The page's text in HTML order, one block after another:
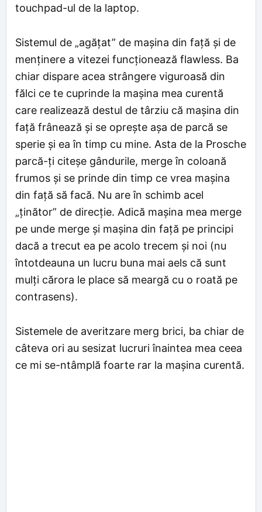
touchpad-ul de la laptop.
Sistemul de „agățat” de mașina din față și de
menținere a vitezei funcționează flawless. Ba
chiar dispare acea strângere viguroasă din
fălci ce te cuprinde la mașina mea curentă
care realizează destul de târziu că mașina din
față frânează și se oprește așa de parcă se
sperie și ea în timp cu mine. Asta de la Prosche
parcă-ți citeșe gândurile, merge în coloană
frumos și se prinde din timp ce vrea mașina
din față să facă. Nu are în schimb acel
„ținător” de direcție. Adică mașina mea merge
pe unde merge și mașina din față pe principi
dacă a trecut ea pe acolo trecem și noi (nu
întotdeauna un lucru buna mai aels că sunt
mulți cărora le place să meargă cu o roată pe
contrasens).
Sistemele de averitzare merg brici, ba chiar de
câteva ori au sesizat lucruri înaintea mea ceea
ce mi se-ntâmplă foarte rar la mașina curentă.